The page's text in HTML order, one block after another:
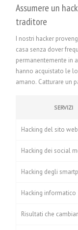
Assumere un
traditore
I nostri hacker
casa senza dover
permanentemente in
hanno acquistato le
amano. Catturare un
SERVIZI
Hacking del sito web
Hacking dei social
Hacking degli
Hacking informatico
Risultati che